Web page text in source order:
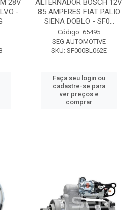
28V
-
ALTERNADOR BOSCH 12V
85 AMPERES FIAT PALIO
SIENA DOBLO - SF0...
Código: 65495
SEG AUTOMOTIVE
SKU: SF000BL062E
Faça seu login ou
cadastre-se para
ver preços e
comprar